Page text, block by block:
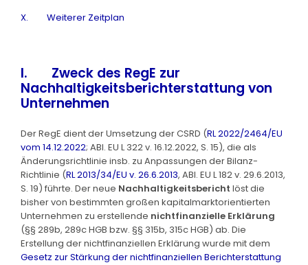
X. Weiterer Zeitplan
I. Zweck des RegE zur
Nachhaltigkeitsberichterstattung von
Unternehmen
Der RegE dient der Umsetzung der CSRD (RL 2022/2464/EU
vom 14.12.2022; ABl. EU L 322 v. 16.12.2022, S. 15), die als
Änderungsrichtlinie insb. zu Anpassungen der Bilanz-
Richtlinie (RL 2013/34/EU v. 26.6.2013, ABl. EU L 182 v. 29.6.2013,
S. 19) führte. Der neue Nachhaltigkeitsbericht löst die
bisher von bestimmten großen kapitalmarktorientierten
Unternehmen zu erstellende nichtfinanzielle Erklärung
(§§ 289b, 289c HGB bzw. §§ 315b, 315c HGB) ab. Die
Erstellung der nichtfinanziellen Erklärung wurde mit dem
Gesetz zur Stärkung der nichtfinanziellen Berichterstattung